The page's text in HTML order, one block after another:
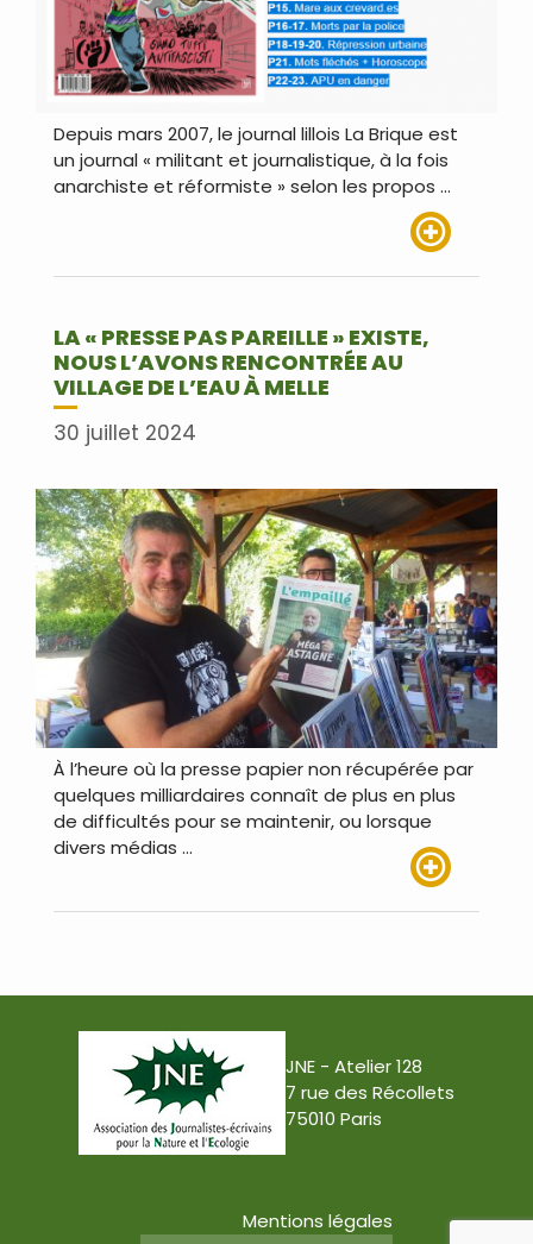
Depuis mars 2007, le journal lillois La Brique est
un journal « militant et journalistique, à la fois
anarchiste et réformiste » selon les propos …
LA « PRESSE PAS PAREILLE » EXISTE,
NOUS L’AVONS RENCONTRÉE AU
VILLAGE DE L’EAU À MELLE
30 juillet 2024
À l’heure où la presse papier non récupérée par
quelques milliardaires connaît de plus en plus
de difficultés pour se maintenir, ou lorsque
divers médias …
JNE - Atelier 128
7 rue des Récollets
75010 Paris
Mentions légales